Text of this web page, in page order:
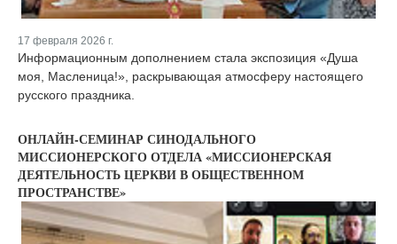
17 февраля 2026 г.
Информационным дополнением стала экспозиция «Душа
моя, Масленица!», раскрывающая атмосферу настоящего
русского праздника.
ОНЛАЙН-СЕМИНАР СИНОДАЛЬНОГО
МИССИОНЕРСКОГО ОТДЕЛА «МИССИОНЕРСКАЯ
ДЕЯТЕЛЬНОСТЬ ЦЕРКВИ В ОБЩЕСТВЕННОМ
ПРОСТРАНСТВЕ»